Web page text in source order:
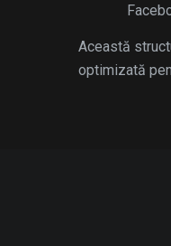
Această
optimizată